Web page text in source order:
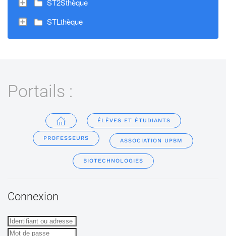
ST2Sthèque
STLthèque
Portails :
ÉLÈVES ET ÉTUDIANTS
PROFESSEURS ASSOCIATION UPBM
BIOTECHNOLOGIES
Connexion